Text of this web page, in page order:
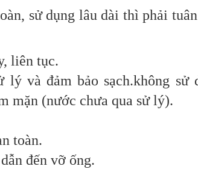
sử dụng lâu dài thì phải
liên tục.
và đảm bảo sạch.không
mặn (nước chưa qua sử lý).
toàn.
đến vỡ ống.